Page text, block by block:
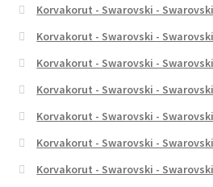
Korvakorut - Swarovski -
Korvakorut - Swarovski -
Korvakorut - Swarovski -
Korvakorut - Swarovski -
Korvakorut - Swarovski -
Korvakorut - Swarovski -
Korvakorut - Swarovski -